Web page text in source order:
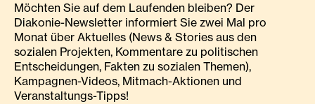
Möchten Sie auf dem Laufenden bleiben? Der
Diakonie-Newsletter informiert Sie zwei Mal pro
Monat über Aktuelles (News & Stories aus den
sozialen Projekten, Kommentare zu politischen
Entscheidungen, Fakten zu sozialen Themen),
Kampagnen-Videos, Mitmach-Aktionen und
Veranstaltungs-Tipps!